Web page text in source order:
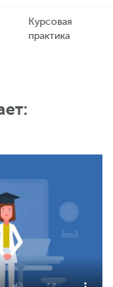
Курсовая
практика